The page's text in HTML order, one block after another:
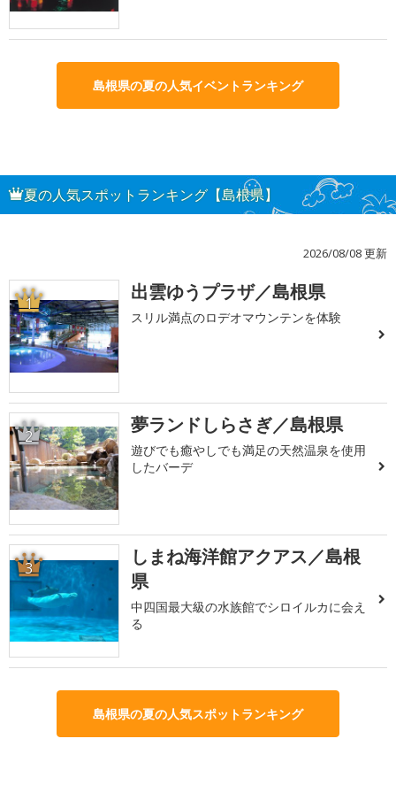
島根県の夏の人気イベントランキング
夏の人気スポットランキング【島根県】
2026/08/08 更新
1 出雲ゆうプラザ／島根県
スリル満点のロデオマウンテンを体験
2 夢ランドしらさぎ／島根県
遊びでも癒やしでも満足の天然温泉を使用
したバーデ
3
しまね海洋館アクアス／島根
県
中四国最大級の水族館でシロイルカに会え
る
島根県の夏の人気スポットランキング